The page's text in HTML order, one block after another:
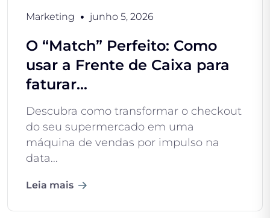
Marketing junho 5, 2026
O “Match” Perfeito: Como
usar a Frente de Caixa para
faturar...
Descubra como transformar o checkout
do seu supermercado em uma
máquina de vendas por impulso na
data...
Leia mais